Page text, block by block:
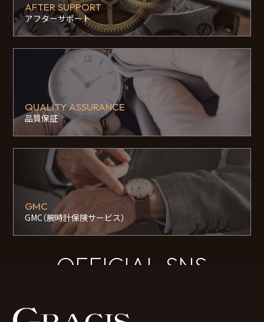
AFTER SUPPORT
アフターサポート
QUALITY ASSURANCE
品質保証
GMC
GMC（腕時計保険サービス）
OFFICIAL SNS